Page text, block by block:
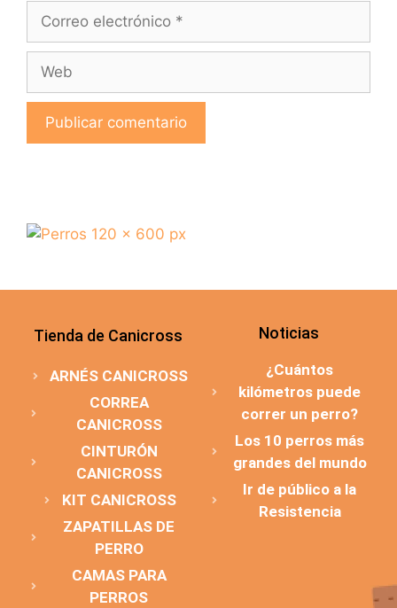
Tienda de Canicross
ARNÉS CANICROSS
CORREA
CANICROSS
CINTURÓN
CANICROSS
KIT CANICROSS
ZAPATILLAS DE
PERRO
CAMAS PARA
PERROS
Noticias
¿Cuántos
kilómetros puede
correr un perro?
Los 10 perros más
grandes del mundo
Ir de público a la
Resistencia